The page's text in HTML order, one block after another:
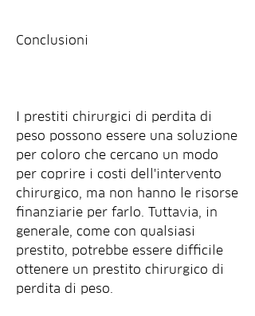
Conclusioni
I prestiti chirurgici di perdita di
peso possono essere una soluzione
per coloro che cercano un modo
per coprire i costi dell'intervento
chirurgico, ma non hanno le risorse
finanziarie per farlo. Tuttavia, in
generale, come con qualsiasi
prestito, potrebbe essere difficile
ottenere un prestito chirurgico di
perdita di peso.